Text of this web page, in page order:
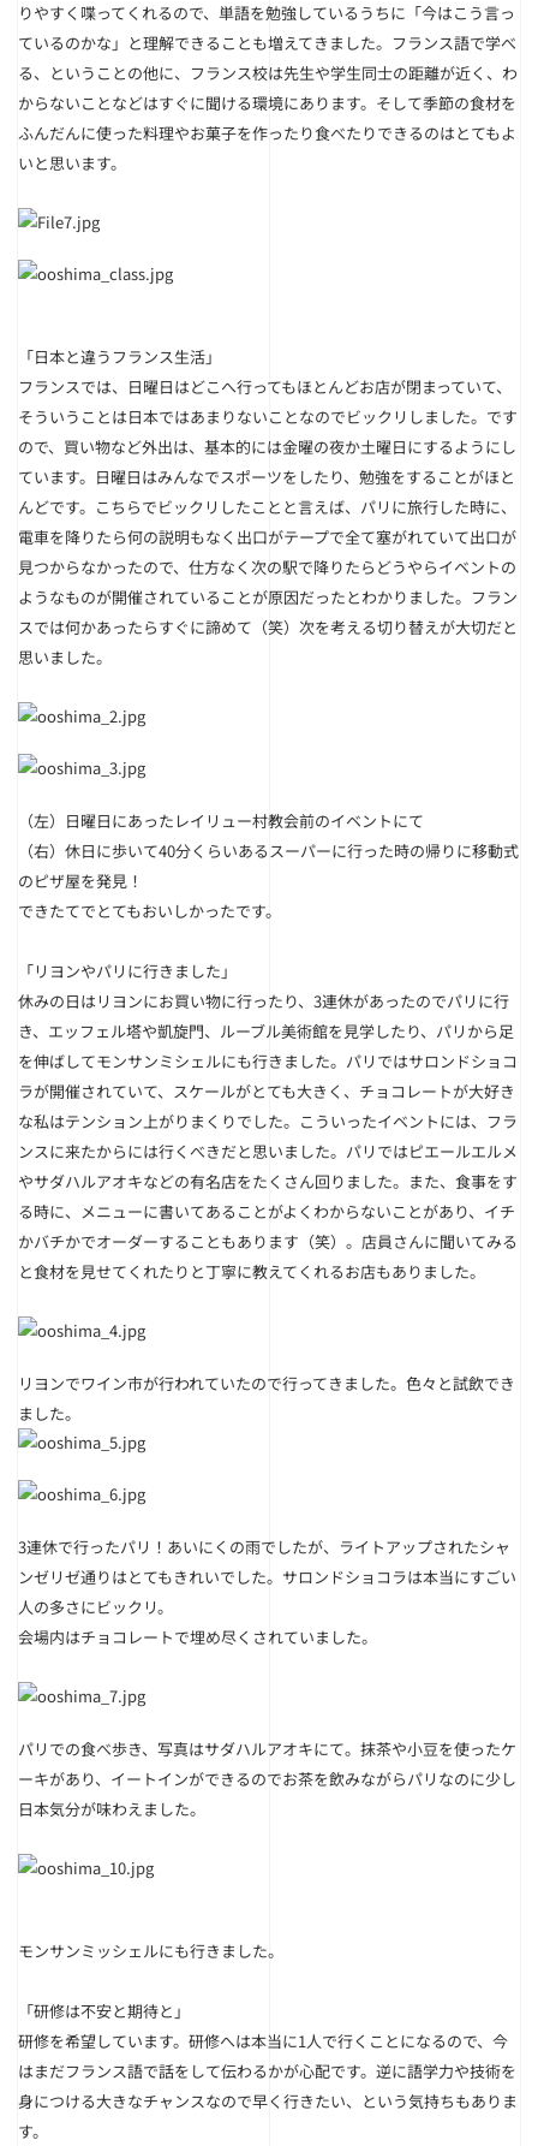
りやすく喋ってくれるので、単語を勉強しているうちに「今はこう言っ
ているのかな」と理解できることも増えてきました。フランス語で学べ
る、ということの他に、フランス校は先生や学生同士の距離が近く、わ
からないことなどはすぐに聞ける環境にあります。そして季節の食材を
ふんだんに使った料理やお菓子を作ったり食べたりできるのはとてもよ
いと思います。
「日本と違うフランス生活」
フランスでは、日曜日はどこへ行ってもほとんどお店が閉まっていて、
そういうことは日本ではあまりないことなのでビックリしました。です
ので、買い物など外出は、基本的には金曜の夜か土曜日にするようにし
ています。日曜日はみんなでスポーツをしたり、勉強をすることがほと
んどです。こちらでビックリしたことと言えば、パリに旅行した時に、
電車を降りたら何の説明もなく出口がテープで全て塞がれていて出口が
見つからなかったので、仕方なく次の駅で降りたらどうやらイベントの
ようなものが開催されていることが原因だったとわかりました。フラン
スでは何かあったらすぐに諦めて（笑）次を考える切り替えが大切だと
思いました。
（左）日曜日にあったレイリュー村教会前のイベントにて
（右）休日に歩いて40分くらいあるスーパーに行った時の帰りに移動式
のピザ屋を発見！
できたてでとてもおいしかったです。
「リヨンやパリに行きました」
休みの日はリヨンにお買い物に行ったり、3連休があったのでパリに行
き、エッフェル塔や凱旋門、ルーブル美術館を見学したり、パリから足
を伸ばしてモンサンミシェルにも行きました。パリではサロンドショコ
ラが開催されていて、スケールがとても大きく、チョコレートが大好き
な私はテンション上がりまくりでした。こういったイベントには、フラ
ンスに来たからには行くべきだと思いました。パリではピエールエルメ
やサダハルアオキなどの有名店をたくさん回りました。また、食事をす
る時に、メニューに書いてあることがよくわからないことがあり、イチ
かバチかでオーダーすることもあります（笑）。店員さんに聞いてみる
と食材を見せてくれたりと丁寧に教えてくれるお店もありました。
リヨンでワイン市が行われていたので行ってきました。色々と試飲でき
ました。
3連休で行ったパリ！あいにくの雨でしたが、ライトアップされたシャ
ンゼリゼ通りはとてもきれいでした。サロンドショコラは本当にすごい
人の多さにビックリ。
会場内はチョコレートで埋め尽くされていました。
パリでの食べ歩き、写真はサダハルアオキにて。抹茶や小豆を使ったケ
ーキがあり、 イートインができるのでお茶を飲みながらパリなのに少し
日本気分が味わえました。
モンサンミッシェルにも行きました。
「研修は不安と期待と」
研修を希望しています。研修へは本当に1人で行くことになるので、今
はまだフランス語で話をして伝わるかが心配です。逆に語学力や技術を
身につける大きなチャンスなので早く行きたい、という気持ちもありま
す。